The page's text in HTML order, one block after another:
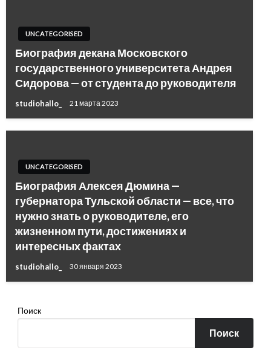
UNCATEGORISED
Биография декана Московского
государственного университета Андрея
Сидорова — от студента до руководителя
studiohallo_ 21 марта 2023
UNCATEGORISED
Биография Алексея Дюмина —
губернатора Тульской области — все, что
нужно знать о руководителе, его
жизненном пути, достижениях и
интересных фактах
studiohallo_ 30 января 2023
Поиск
Поиск